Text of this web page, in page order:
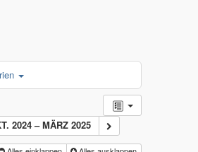
2024 – MÄRZ 2025